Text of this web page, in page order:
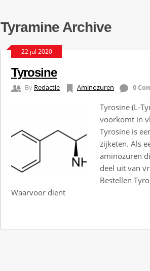
Tyramine Archive
22 jul 2020
Tyrosine
By Redactie Aminozuren 0
Tyrosine (L-
voorkomt in
Tyrosine is
zijketen. Als
aminozuren
deel uit van
Bestellen
Waarvoor dient